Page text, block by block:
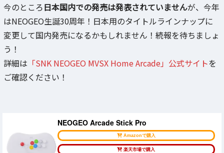
今のところ日本国内での発売は発表されていませんが、今年
はNEOGEO生誕30周年！日本用のタイトルラインナップに
変更して国内発売になるかもしれません！続報を待ちましょ
う！
詳細は 「SNK NEOGEO MVSX Home Arcade」公式サイトを
ご確認ください！
NEOGEO Arcade Stick Pro
Amazonで購入
楽天市場で購入